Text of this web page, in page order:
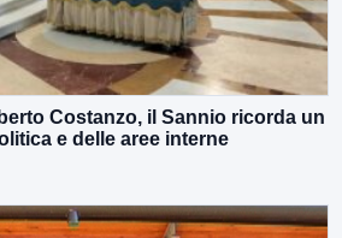
Costanzo, il Sannio ricorda un
e delle aree interne